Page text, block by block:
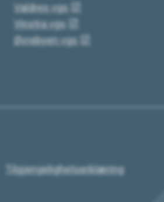
Valdres vgs
Vinstra vgs
Øvrebyen vgs
Tilgjengelighetserklæring